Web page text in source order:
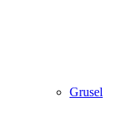
Grusel